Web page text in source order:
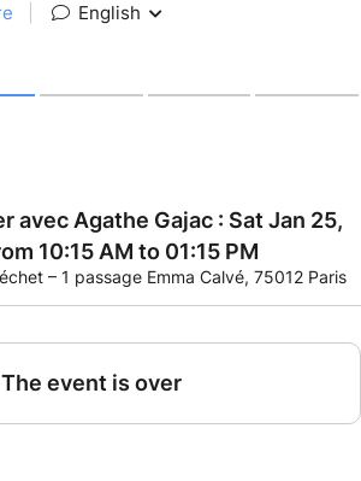
English
avec Agathe Gajac : Sat Jan 25,
10:15 AM to 01:15 PM
– 1 passage Emma Calvé, 75012 Paris
The event is over